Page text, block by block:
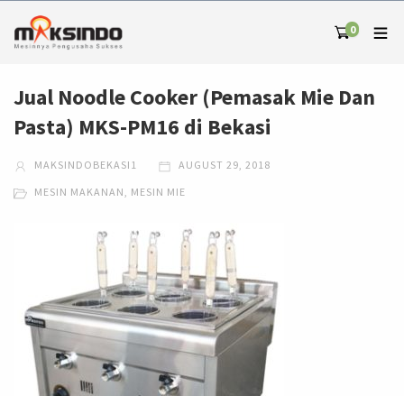
0
Jual Noodle Cooker (Pemasak Mie Dan
Pasta) MKS-PM16 di Bekasi
MAKSINDOBEKASI1 AUGUST 29, 2018
MESIN MAKANAN, MESIN MIE